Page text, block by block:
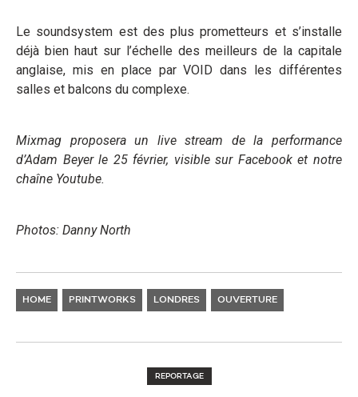
Le soundsystem est des plus prometteurs et s’installe
déjà bien haut sur l’échelle des meilleurs de la capitale
anglaise, mis en place par VOID dans les différentes
salles et balcons du complexe.
Mixmag proposera un live stream de la performance
d’Adam Beyer le 25 février, visible sur Facebook et notre
chaîne Youtube.
Photos: Danny North
HOME PRINTWORKS LONDRES OUVERTURE
REPORTAGE